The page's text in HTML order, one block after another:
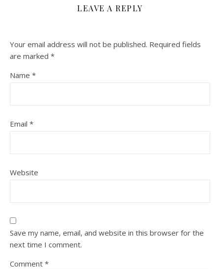
LEAVE A REPLY
Your email address will not be published. Required fields
are marked *
Name *
Email *
Website
Save my name, email, and website in this browser for the
next time I comment.
Comment *